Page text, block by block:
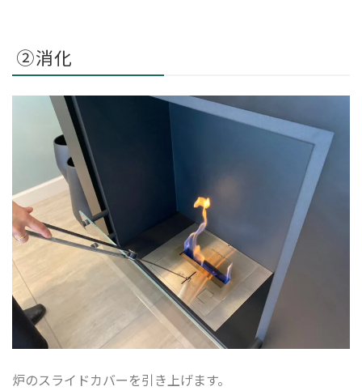
②消化
炉のスライドカバーを引き上げます。